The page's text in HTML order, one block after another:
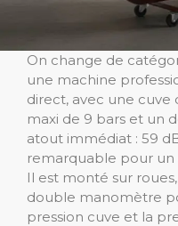
On change de
une machine
direct, avec une cuve
maxi de 9 bars et un
atout immédiat : 59
remarquable pour
Il est monté sur
double manomètre
pression cuve et la